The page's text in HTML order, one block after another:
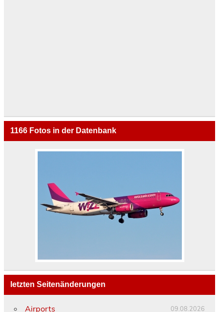
1166Fotos in der Datenbank
letzten Seitenänderungen
Airports 09.08.2026